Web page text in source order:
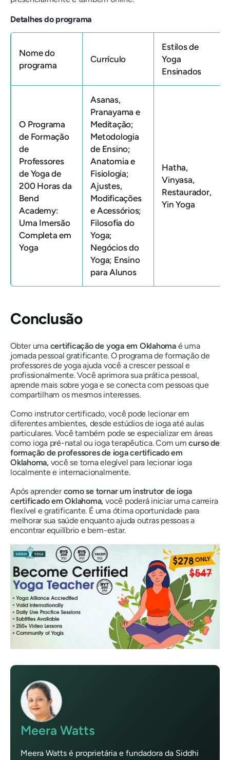
Detalhes do programa
Nome do
programa
Currículo
Estilos de
Yoga
Ensinados
O Programa
de Formação
de
Professores
de Yoga de
200 Horas da
Bend
Academy:
Uma Imersão
Completa em
Yoga
Asanas,
Pranayama e
Meditação;
Metodologia
de Ensino;
Anatomia e
Fisiologia;
Ajustes,
Modificações
e Acessórios;
Filosofia do
Yoga;
Negócios do
Yoga; Ensino
para Alunos
Hatha,
Vinyasa,
Restaurador,
Yin Yoga
Conclusão
Obter uma certificação de yoga em Oklahomaé uma
jornada pessoal gratificante. O programa de formação de
professores de yoga ajuda você a crescer pessoal e
profissionalmente. Você aprimora sua prática pessoal,
aprende mais sobre yoga e se conecta com pessoas que
compartilham os mesmos interesses.
Como instrutor certificado, você pode lecionar em
diferentes ambientes, desde estúdios de ioga até aulas
particulares. Você também pode se especializar em áreas
como ioga pré-natal ou ioga terapêutica. Com umcurso de
formação de professores de ioga certificado em
Oklahoma,você se torna elegível para lecionar ioga
localmente e internacionalmente.
Após aprendercomo se tornar um instrutor de ioga
certificado em Oklahoma, você poderá iniciar uma carreira
flexível e gratificante. É uma ótima oportunidade para
melhorar sua saúde enquanto ajuda outras pessoas a
encontrar equilíbrio e bem-estar.
Meera Watts
Meera Watts é proprietária e fundadora da Siddhi